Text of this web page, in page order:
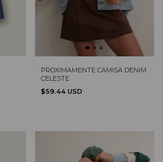
PROXIMAMENTE CAMISA DENIM
CELESTE
$59.44 USD